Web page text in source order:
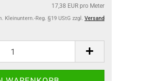
17,38 EUR pro Meter
Kleinuntern.-Reg. §19 UStG zzgl. Versand